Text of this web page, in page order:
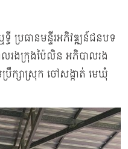
ប្រធានមន្ទីរអភិវឌ្ឍន៍ជនបទ
រងក្រុងប៉ៃលិន អភិបាលរង
រឹក្សាស្រុក ចៅសង្កាត់ មេឃុំ